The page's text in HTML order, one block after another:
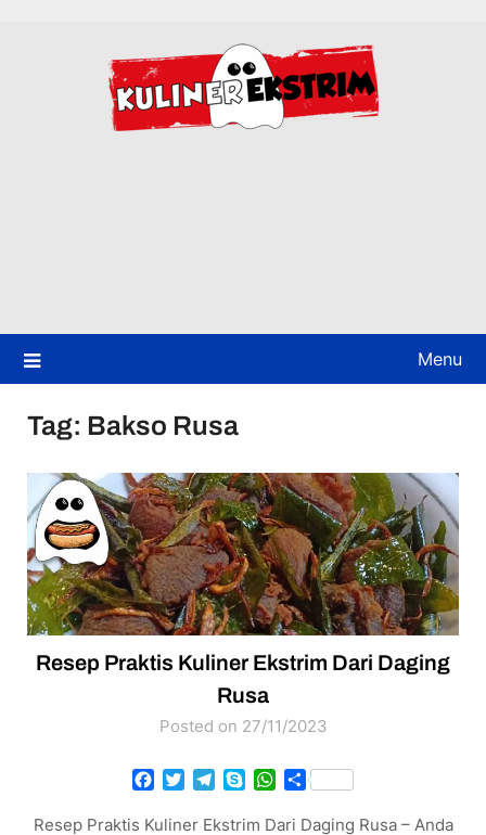
Menu
Tag: Bakso Rusa
Resep Praktis Kuliner Ekstrim Dari Daging
Rusa
Posted on 27/11/2023
Facebook
TwitterTelegram
SkypeWhatsApp
Share
Resep Praktis Kuliner Ekstrim Dari Daging Rusa – Anda